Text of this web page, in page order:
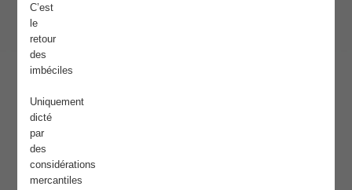
C’est
le
retour
des
imbéciles
Uniquement
dicté
par
des
considérations
mercantiles